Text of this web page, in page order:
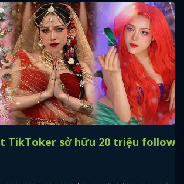
TikToker sở hữu 20 triệu follow